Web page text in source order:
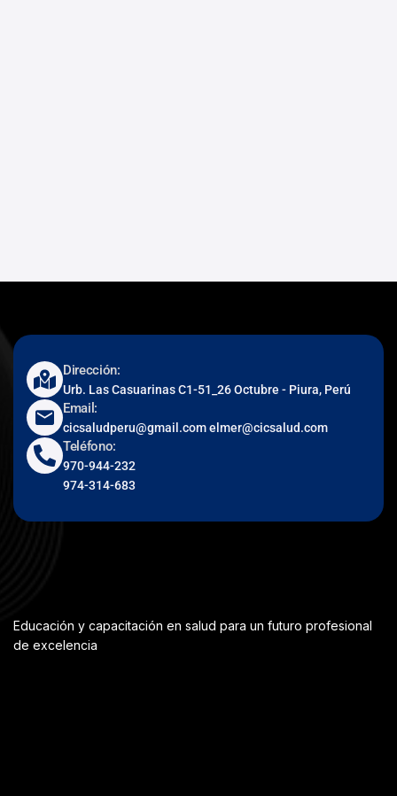
Dirección:
Urb. Las Casuarinas C1-51_26 Octubre - Piura, Perú
Email:
cicsaludperu@gmail.com elmer@cicsalud.com
Teléfono:
970-944-232
974-314-683
Educación y capacitación en salud para un futuro profesional
de excelencia